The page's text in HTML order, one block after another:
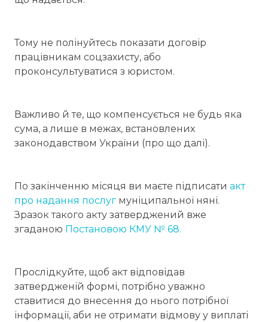
Тому не полінуйтесь показати договір
працівникам соцзахисту, або
проконсультуватися з юристом.
Важливо й те, що компенсується не будь яка
сума, а лише в межах, встановлених
законодавством України (про що далі).
По закінченню місяця ви маєте підписати акт
про надання послуг муніципальної няні.
Зразок такого акту затверджений вже
згаданою Постановою КМУ № 68.
Прослідкуйте, щоб акт відповідав
затвердженій формі, потрібно уважно
ставитися до внесення до нього потрібної
інформації, аби не отримати відмову у виплаті